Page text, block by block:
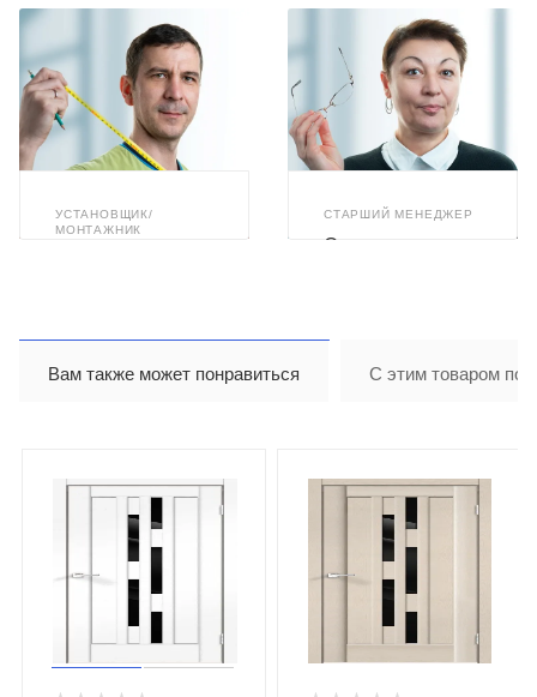
УСТАНОВЩИК/
МОНТАЖНИК
СТАРШИЙ МЕНЕДЖЕР
Светлана
Вам также может понравиться С этим товаром